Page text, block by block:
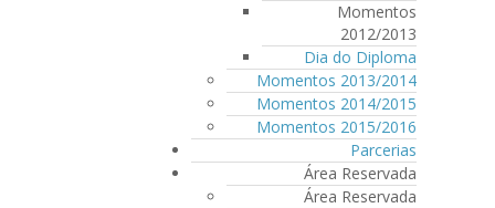
Momentos
2012/2013
Dia do Diploma
Momentos 2013/2014
Momentos 2014/2015
Momentos 2015/2016
Parcerias
Área Reservada
Área Reservada